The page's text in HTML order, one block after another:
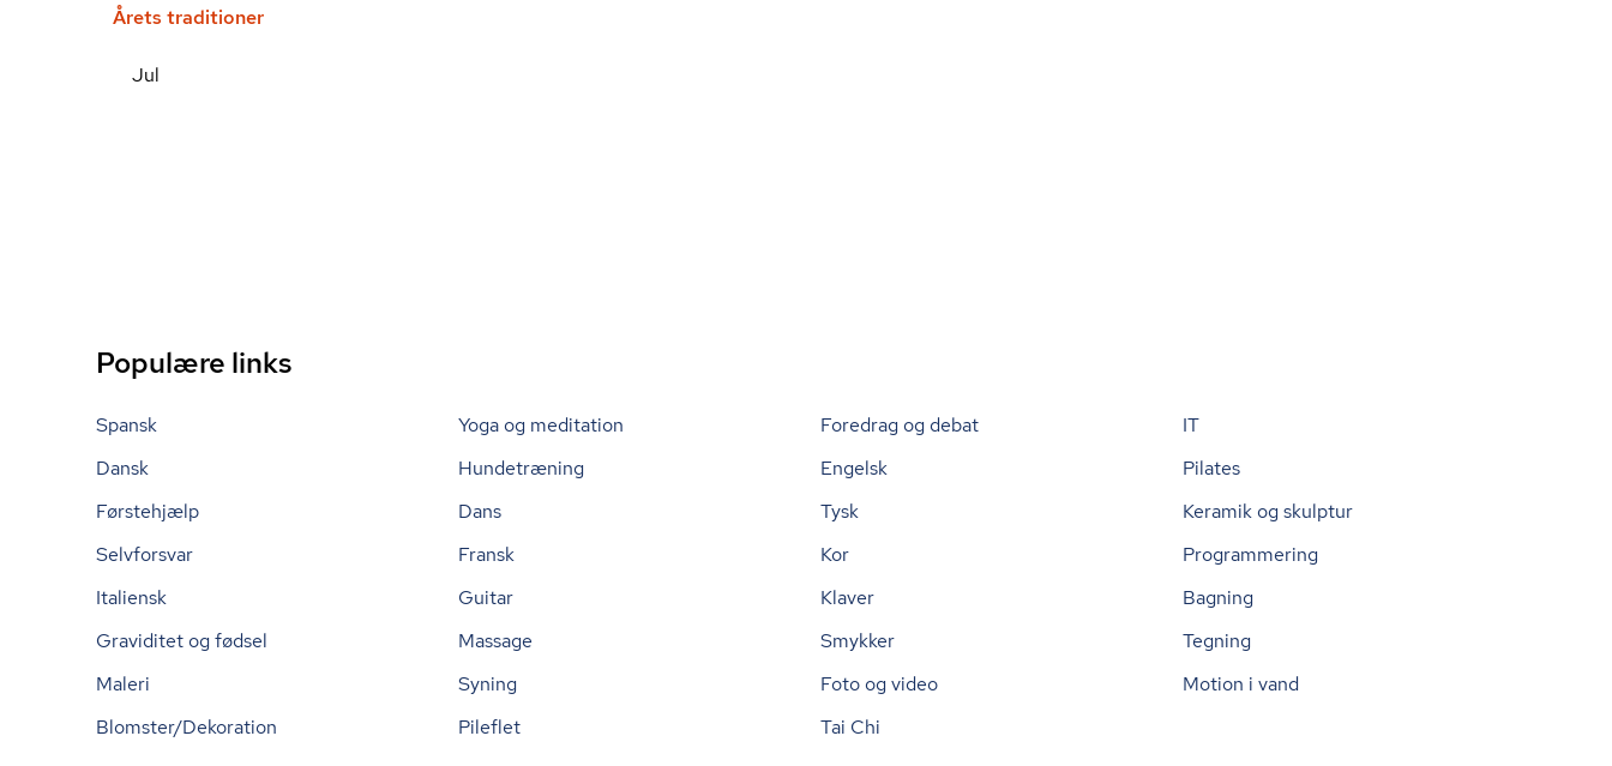
Årets traditioner
Jul
Populære links
Spansk Yoga og meditation Foredrag og debat
IT
Dansk
Hundetræning Engelsk
Pilates
Førstehjælp
Dans Tysk
Keramik og skulptur
Selvforsvar
Fransk Kor
Programmering
Italiensk
Guitar Klaver
Bagning
Graviditet og fødsel
Massage Smykker
Tegning
Maleri
Syning Foto og video
Motion i vand
Blomster/Dekoration
Pileflet Tai Chi